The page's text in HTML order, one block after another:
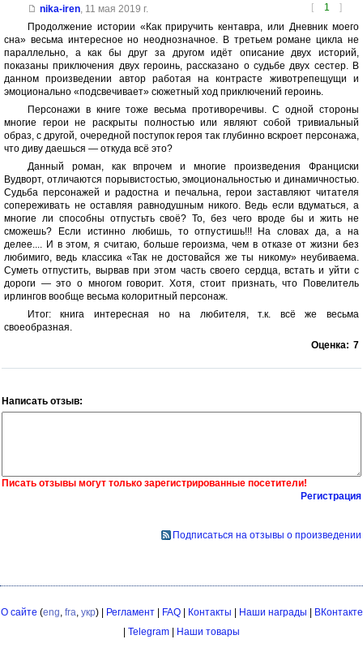
[ 1 ]
nika-iren, 11 мая 2019 г.
Продолжение истории «Как приручить кентавра, или Дневник моего
сна» весьма интересное но неоднозначное. В третьем романе цикла не
параллельно, а как бы друг за другом идёт описание двух историй,
показаны приключения двух героинь, рассказано о судьбе двух сестер. В
данном произведении автор работая на контрасте животрепещущи и
эмоционально «подсвечивает» сюжетный ход приключений героинь.
Персонажи в книге тоже весьма противоречивы. С одной стороны
многие герои не раскрыты полностью или являют собой тривиальный
образ, с другой, очередной поступок героя так глубинно вскроет персонажа,
что диву даешься — откуда всё это?
Данный роман, как впрочем и многие произведения Франциски
Вудворт, отличаются порывистостью, эмоциональностью и динамичностью.
Судьба персонажей и радостна и печальна, герои заставляют читателя
сопереживать не оставляя равнодушным никого. Ведь если вдуматься, а
многие ли способны отпустьть своё? То, без чего вроде бы и жить не
сможешь? Если истинно любишь, то отпустишь!!! На словах да, а на
делее.... И в этом, я считаю, больше героизма, чем в отказе от жизни без
любимиго, ведь классика «Так не достовайся же ты никому» неубиваема.
Суметь отпустить, вырвав при этом часть своего сердца, встать и уйти с
дороги — это о многом говорит. Хотя, стоит признать, что Повелитель
ирлингов вообще весьма колоритный персонаж.
Итог: книга интересная но на любителя, т.к. всё же весьма
своеобразная.
Оценка: 7
Написать отзыв:
Писать отзывы могут только зарегистрированные посетители!
Регистрация
Подписаться на отзывы о произведении
О сайте (eng fra укр) | Регламент| FAQ| Контакты | Наши награды | ВКонтакте
| Telegram | Наши товары